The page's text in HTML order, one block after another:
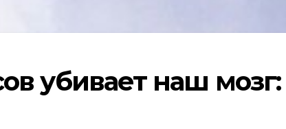
убивает наш мозг: